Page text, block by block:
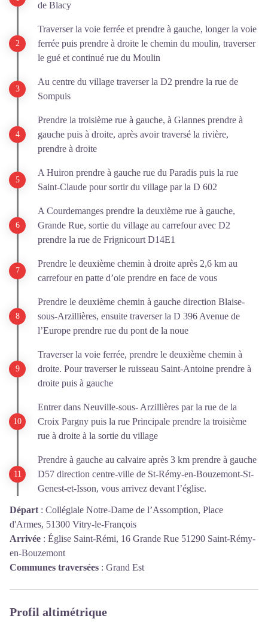
de Blacy
Traverser la voie ferrée et prendre à gauche, longer la voie
ferrée puis prendre à droite le chemin du moulin, traverser
le gué et continué rue du Moulin
Au centre du village traverser la D2 prendre la rue de
Sompuis
Prendre la troisième rue à gauche, à Glannes prendre à
gauche puis à droite, après avoir traversé la rivière,
prendre à droite
A Huiron prendre à gauche rue du Paradis puis la rue
Saint-Claude pour sortir du village par la D 602
A Courdemanges prendre la deuxième rue à gauche,
Grande Rue, sortie du village au carrefour avec D2
prendre la rue de Frignicourt D14E1
Prendre le deuxième chemin à droite après 2,6 km au
carrefour en patte d’oie prendre en face de vous
Prendre le deuxième chemin à gauche direction Blaise-
sous-Arzillières, ensuite traverser la D 396 Avenue de
l’Europe prendre rue du pont de la noue
Traverser la voie ferrée, prendre le deuxième chemin à
droite. Pour traverser le ruisseau Saint-Antoine prendre à
droite puis à gauche
Entrer dans Neuville-sous- Arzillières par la rue de la
Croix Pargny puis la rue Principale prendre la troisième
rue à droite à la sortie du village
Prendre à gauche au calvaire après 3 km prendre à gauche
D57 direction centre-ville de St-Rémy-en-Bouzemont-St-
Genest-et-Isson, vous arrivez devant l’église.
Départ : Collégiale Notre-Dame de l’Assomption, Place
d'Armes, 51300 Vitry-le-François
Arrivée : Église Saint-Rémi, 16 Grande Rue 51290 Saint-Rémy-
en-Bouzemont
Communes traversées : Grand Est
Profil altimétrique